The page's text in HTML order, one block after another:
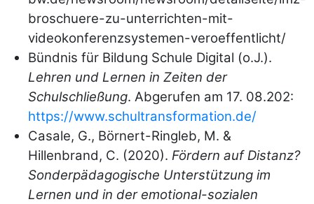
broschuere-zu-unterrichten-mit-
videokonferenzsystemen-veroeffentlicht/
Bündnis für Bildung Schule Digital (o.J.).
Lehren und Lernen in Zeiten der
Schulschließung. Abgerufen am 17. 08.202:
https://www.schultransformation.de/
Casale, G., Börnert-Ringleb, M. &
Hillenbrand, C. (2020). Fördern auf Distanz?
Sonderpädagogische Unterstützung im
Lernen und in der emotional-sozialen